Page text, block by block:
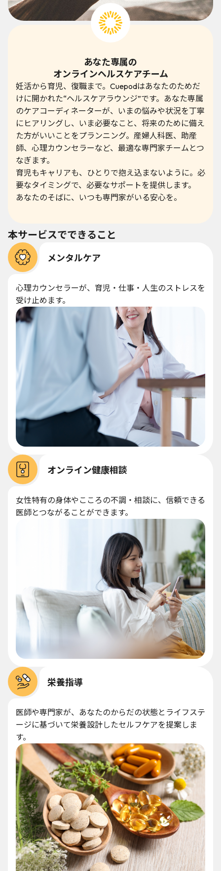
あなた専属の
オンラインヘルスケアチーム
妊活から育児、復職まで。Cuepodはあなたのためだ
けに開かれた“ヘルスケアラウンジ”です。あなた専属
のケアコーディネーターが、いまの悩みや状況を丁寧
にヒアリングし、いま必要なこと、将来のために備え
た方がいいことをプランニング。産婦人科医、助産
師、心理カウンセラーなど、最適な専門家チームとつ
なぎます。
育児もキャリアも、ひとりで抱え込まないように。必
要なタイミングで、必要なサポートを提供します。
あなたのそばに、いつも専門家がいる安心を。
本サービスでできること
メンタルケア
心理カウンセラーが、育児・仕事・人生のストレスを
受け止めます。
オンライン健康相談
女性特有の身体やこころの不調・相談に、信頼できる
医師とつながることができます。
栄養指導
医師や専門家が、あなたのからだの状態とライフステ
ージに基づいて栄養設計したセルフケアを提案しま
す。